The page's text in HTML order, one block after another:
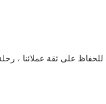
على ثقة عملائنا ،